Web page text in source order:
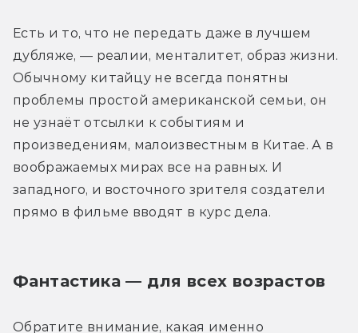
Есть и то, что не передать даже в лучшем
дубляже, — реалии, менталитет, образ жизни.
Обычному китайцу не всегда понятны
проблемы простой американской семьи, он
не узнаёт отсылки к событиям и
произведениям, малоизвестным в Китае. А в
воображаемых мирах все на равных. И
западного, и восточного зрителя создатели
прямо в фильме вводят в курс дела.
Фантастика — для всех возрастов
Обратите внимание, какая именно